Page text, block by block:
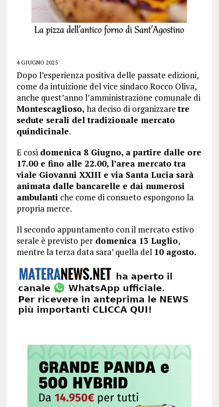
4 GIUGNO 2025
Dopo l’esperienza positiva delle passate edizioni,
come da intuizione del vice sindaco Rocco Oliva,
anche quest’anno l’amministrazione comunale di
Montescaglioso, ha deciso di organizzaretre
sedute serali del tradizionale mercato
quindicinale.
E così domenica 8 Giugno, a partire dalle ore
17.00 e fino alle 22.00, l’area mercato tra
viale Giovanni XXIII e via Santa Lucia sarà
animata dalle bancarelle e dai numerosi
ambulanti che come di consueto espongono la
propria merce.
Il secondo appuntamento con il mercato estivo
serale è previsto perdomenica 13 Luglio,
mentre la terza data sara’ quella del 10 agosto.